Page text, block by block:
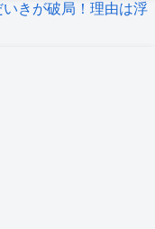
いきが破局！理由は浮